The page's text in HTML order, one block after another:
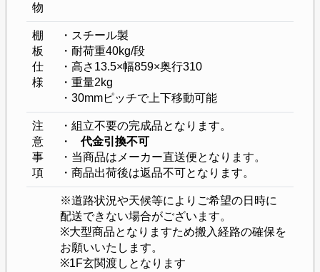
物
棚
板
仕
様
・スチール製
・耐荷重40kg/段
・高さ13.5×幅859×奥行310
・重量2kg
・30mmピッチで上下移動可能
注
意
事
項
・組立不要の完成品となります。
・
代金引換不可
・当商品はメーカー直送便となります。
・商品出荷後は返品不可となります。
※道路状況や天候等によりご希望の日時に
配送できない場合がございます。
※大型商品となりますため搬入経路の確保を
お願いいたします。
※1F玄関渡しとなります